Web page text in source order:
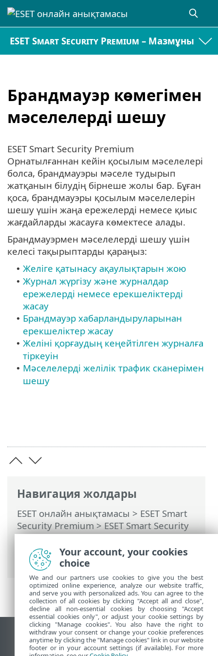
ESET Smart Security Premium – Мазмұны
Брандмауэр көмегімен
мәселелерді шешу
Навигация жолдары
ESET онлайн анықтамасы > ESET Smart
Security Premium>ESET Smart Security
Premium Бағдарламасымен жұмыс істеу
Реттеу >Желіні қорғау > Брандмауэр
көмегімен мәселелерді шешу
ESET Smart Security Premium
Орнатылғаннан кейін қосылым мәселелері
болса, брандмауэры мәселе тудырып
жатқанын білудің бірнеше жолы бар. Бұған
қоса, брандмауэры қосылым мәселелерін
шешу үшін жаңа ережелерді немесе қиыс
жағдайларды жасауға көмектесе алады.
Брандмауэрмен мәселелерді шешу үшін
келесі тақырыптарды қараңыз:
• Желіге қатынасу ақаулықтарын жою
• Журнал жүргізу және журналдар
ережелерді немесе ерекшеліктерді
жасау
• Брандмауэр хабарландыруларынан
ерекшеліктер жасау
• Желіні қорғаудың кеңейтілген журналға
тіркеуін
• Мәселелерді желілік трафик сканерімен
шешу
Жұмыс үстеліндегі сайтты қарау
End of Life
Your account, your cookies
choice
We and our partners use cookies to give you the best
optimized online experience, analyze our website traffic,
and serve you with personalized ads. You can agree to the
collection of all cookies by clicking "Accept all and close",
decline all non-essential cookies by choosing "Accept
essential cookies only", or adjust your cookie settings by
clicking "Manage cookies". You also have the right to
withdraw your consent or change your cookie preferences
anytime by clicking the "Manage cookies" link in our website
footer or in your account settings (if available). For more